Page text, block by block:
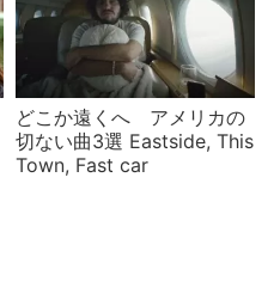
どこか遠くへ アメリカの
切ない曲3選 Eastside, This
Town, Fast car